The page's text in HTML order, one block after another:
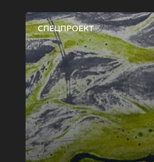
СПЕЦПРОЕКТ